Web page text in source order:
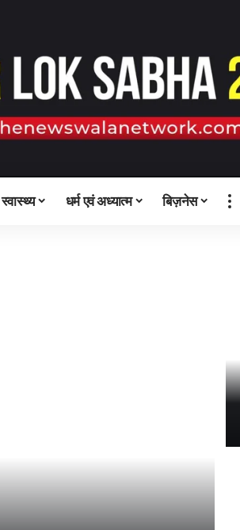
स्वास्थ्य धर्म एवं अध्यात्म बिज़नेस